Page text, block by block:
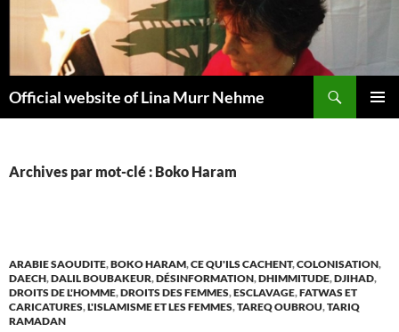
contenu
Official website of Lina Murr Nehme
Archives par mot-clé : Boko Haram
ARABIE SAOUDITE,BOKO HARAM,CE QU'ILS CACHENT,COLONISATION,
DAECH,DALIL BOUBAKEUR,DÉSINFORMATION,DHIMMITUDE,DJIHAD,
DROITS DE L'HOMME,DROITS DES FEMMES,ESCLAVAGE,FATWAS ET
CARICATURES,L'ISLAMISME ET LES FEMMES,TAREQ OUBROU,TARIQ
RAMADAN